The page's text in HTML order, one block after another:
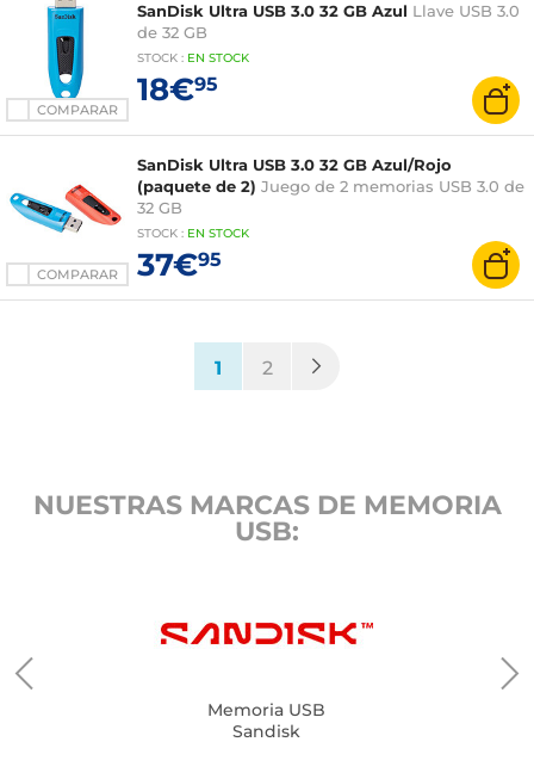
COMPARAR
SanDisk Ultra USB 3.0 32 GB Azul Llave USB 3.0
de 32 GB
STOCK : EN STOCK
18€95
COMPARAR
SanDisk Ultra USB 3.0 32 GB Azul/Rojo
(paquete de 2) Juego de 2 memorias USB 3.0 de
32 GB
STOCK : EN STOCK
37€95
1 (current)
2
NUESTRAS MARCAS DE MEMORIA
USB:
Memoria USB
Sandisk